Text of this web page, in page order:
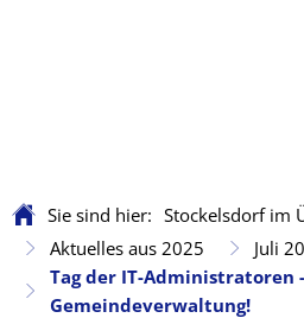
Sie sind hier: Stockelsdorf im
Aktuelles aus 2025
Juli
Tag der IT-Administratoren
Gemeindeverwaltung!